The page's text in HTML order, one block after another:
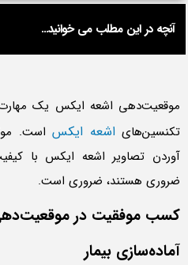
آنچه در این مطلب می خوانید...
موقعیت‌دهی اشعه ایکس یک مهارت
تکنسین‌های اشعه ایکساست.
آوردن تصاویر اشعه ایکس با
ضروری هستند، ضروری است.
کسب موفقیت در
آماده‌سازی بیمار